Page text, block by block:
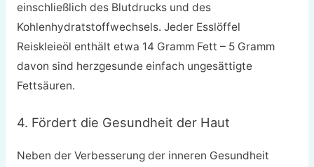
einschließlich des Blutdrucks und des
Kohlenhydratstoffwechsels. Jeder Esslöffel
Reiskleieöl enthält etwa 14 Gramm Fett – 5 Gramm
davon sind herzgesunde einfach ungesättigte
Fettsäuren.
4. Fördert die Gesundheit der Haut
Neben der Verbesserung der inneren Gesundheit